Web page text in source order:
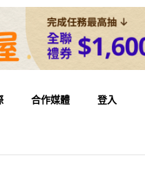
合作媒體 登入